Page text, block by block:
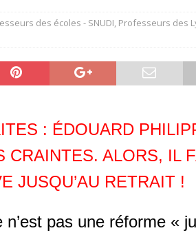
des écoles - SNUDI, Professeurs des
: ÉDOUARD
CRAINTES. ALORS, IL
JUSQU’AU RETRAIT !
pas une réforme «